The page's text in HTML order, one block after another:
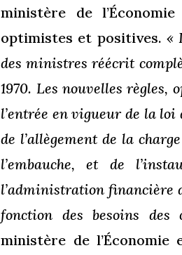
ministère de
optimistes et positives. «
des ministres réécrit
1970. Les nouvelles règles,
l’entrée en vigueur de la
de l’allègement de la
l’embauche, et de
l’administration financière
fonction des besoins
ministère de l’Économie